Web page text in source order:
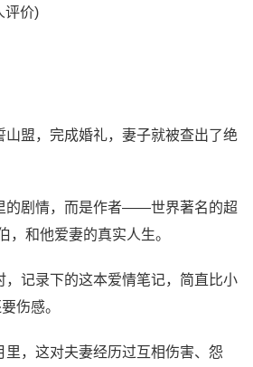
评价)
山盟，完成婚礼，妻子就被查出了绝
的剧情，而是作者——世界著名的超
，和他爱妻的真实人生。
，记录下的这本爱情笔记，简直比小
伤感。
里，这对夫妻经历过互相伤害、怨